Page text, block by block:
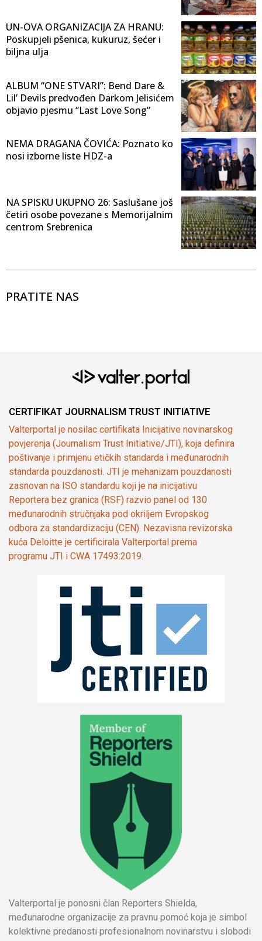
UN-OVA ORGANIZACIJA ZA HRANU:
Poskupjeli pšenica, kukuruz, šećer i
biljna ulja
ALBUM “ONE STVARI”: Bend Dare &
Lil’ Devils predvođen Darkom Jelisićem
objavio pjesmu “Last Love Song”
NEMA DRAGANA ČOVIĆA: Poznato ko
nosi izborne liste HDZ-a
NA SPISKU UKUPNO 26: Saslušane još
četiri osobe povezane s Memorijalnim
centrom Srebrenica
PRATITE NAS
CERTIFIKAT JOURNALISM TRUST INITIATIVE
Valterportal je nosilac certifikata Inicijative novinarskog
povjerenja (Journalism Trust Initiative/JTI), koja definira
poštivanje i primjenu etičkih standarda i međunarodnih
standarda pouzdanosti. JTI je mehanizam pouzdanosti
zasnovan na ISO standardu koji je na inicijativu
Reportera bez granica (RSF) razvio panel od 130
međunarodnih stručnjaka pod okriljem Evropskog
odbora za standardizaciju (CEN). Nezavisna revizorska
kuća Deloitte je certificirala Valterportal prema
programu JTI i CWA 17493:2019.
Valterportal je ponosni član Reporters Shielda,
međunarodne organizacije za pravnu pomoć koja je simbol
kolektivne predanosti profesionalnom novinarstvu i slobodi